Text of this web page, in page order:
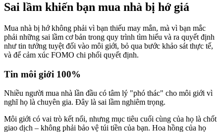
Sai lầm khiến bạn mua nhà bị hớ giá
Mua nhà bị hớ không phải vì bạn thiếu may mắn, mà vì bạn mắc
phải những sai lầm cơ bản trong quy trình tìm hiểu và ra quyết định
như tin tưởng tuyệt đối vào môi giới, bỏ qua bước khảo sát thực tế,
và để cảm xúc FOMO chi phối quyết định.
Tin môi giới 100%
Nhiều người mua nhà lần đầu có tâm lý "phó thác" cho môi giới vì
nghĩ họ là chuyên gia. Đây là sai lầm nghiêm trọng.
Môi giới có vai trò kết nối, nhưng mục tiêu cuối cùng của họ là chốt
giao dịch – không phải bảo vệ túi tiền của bạn. Hoa hồng của họ